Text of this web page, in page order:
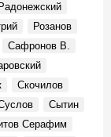
Радонежский
Розанов
Сафронов В.
Скочилов
Сытин
Серафим